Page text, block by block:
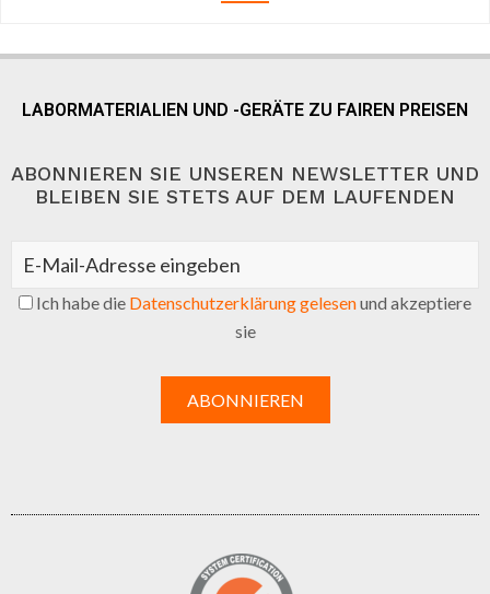
LABORMATERIALIEN UND -GERÄTE ZU FAIREN PREISEN
ABONNIEREN SIE UNSEREN NEWSLETTER UND
BLEIBEN SIE STETS AUF DEM LAUFENDEN
Ich habe die Datenschutzerklärung gelesenund akzeptiere
sie